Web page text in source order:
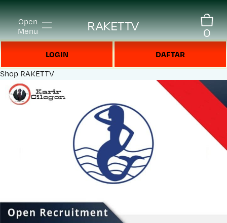
Open
Menu
RAKETTV 0
LOGIN DAFTAR
Shop RAKETTV